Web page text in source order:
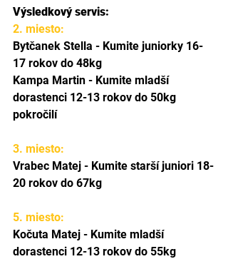
Výsledkový servis:
2. miesto:
Bytčanek Stella - Kumite juniorky 16-
17 rokov do 48kg
Kampa Martin - Kumite mladší
dorastenci 12-13 rokov do 50kg
pokročilí
3. miesto:
Vrabec Matej - Kumite starší juniori 18-
20 rokov do 67kg
5. miesto:
Kočuta Matej - Kumite mladší
dorastenci 12-13 rokov do 55kg